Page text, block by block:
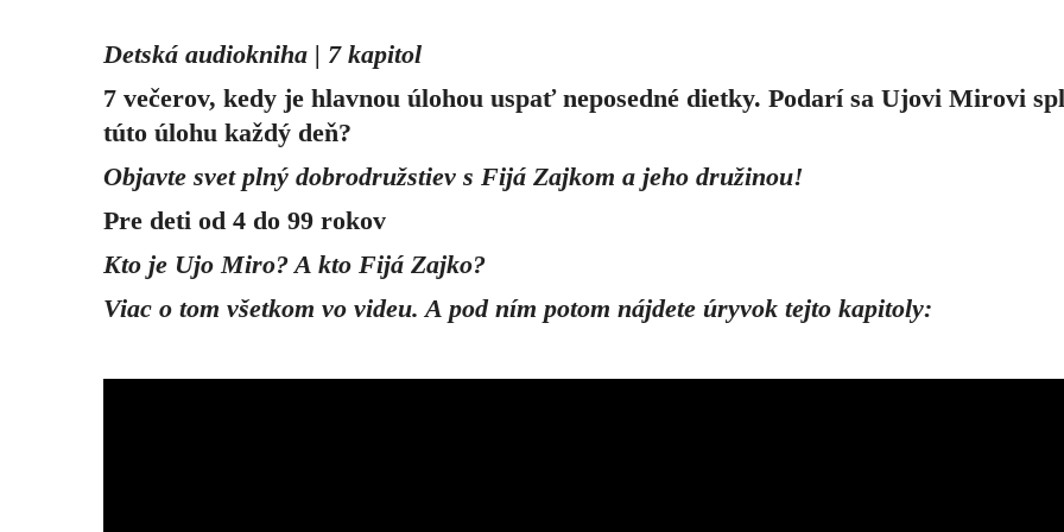
Detská audiokniha | 7 kapitol
7 večerov, kedy je hlavnou úlohou uspať neposedné dietky. Podarí sa Ujovi Mirovi
túto úlohu každý deň?
Objavte svet plný dobrodružstiev s Fijá Zajkom a jeho družinou!
Pre deti od 4 do 99 rokov
Kto je Ujo Miro? A kto Fijá Zajko?
Viac o tom všetkom vo videu. A pod ním potom nájdete úryvok tejto kapitoly: